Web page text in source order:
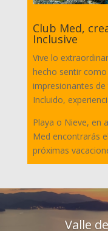
Club Med,
Inclusive
Vive lo
hecho sentir
impresionantes
Incluido,
Playa o Nieve, en
Med encontrarás
próximas
Valle